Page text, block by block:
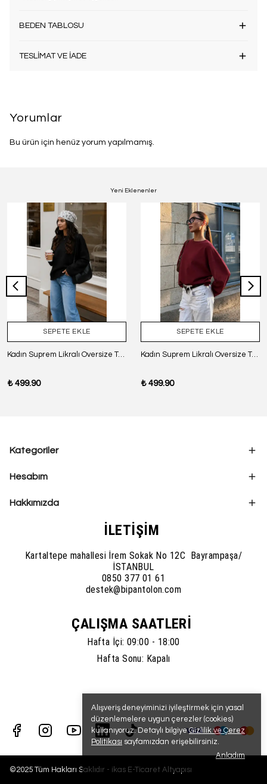
Alışveriş deneyiminizi iyileştirmek için yasal
düzenlemelere uygun çerezler (cookies)
kullanıyoruz. Detaylı bilgiyeGizlilik ve Çerez
Politikası sayfamızdan erişebilirsiniz.
Anladım
BEDEN TABLOSU
TESLİMAT VE İADE
Yorumlar
Bu ürün için henüz yorum yapılmamış.
Yeni Eklenenler
SEPETE EKLE
Kadın Suprem Likralı Oversize T-Shirt - SİYAH
₺ 499.90
SEPETE EKLE
Kadın Suprem Likralı Oversize T-Shirt - BORDO
₺ 499.90
Kategoriler
Hesabım
Hakkımızda
İLETİŞİM
Kartaltepe mahallesi İrem Sokak No 12C Bayrampaşa/
İSTANBUL
0850 377 01 61
destek@bipantolon.com
ÇALIŞMA SAATLERİ
Hafta İçi: 09:00 - 18:00
Hafta Sonu: Kapalı
©2025 Tüm Hakları Saklıdır - ikas E-Ticaret Altyapısı